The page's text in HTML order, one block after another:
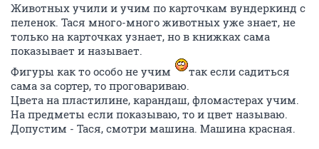
Животных учили и учим по карточкам вундеркинд с
пеленок. Тася много-много животных уже знает, не
только на карточках узнает, но в книжках сама
показывает и называет.
Фигуры как то особо не учим
так если садиться
сама за сортер, то проговариваю.
Цвета на пластилине, карандаш, фломастерах учим.
На предметы если показываю, то и цвет называю.
Допустим - Тася, смотри машина. Машина красная.